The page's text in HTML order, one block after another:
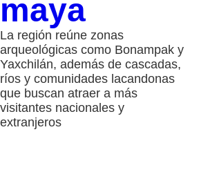
maya
La región reúne zonas
arqueológicas como Bonampak y
Yaxchilán, además de cascadas,
ríos y comunidades lacandonas
que buscan atraer a más
visitantes nacionales y
extranjeros